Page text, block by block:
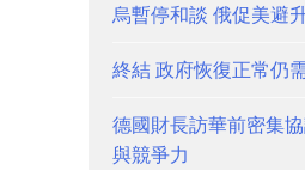
烏暫停和談 俄促美避
終結 政府恢復正常仍
德國財長訪華前密集
與競爭力